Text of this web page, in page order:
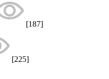
[187]
[225]